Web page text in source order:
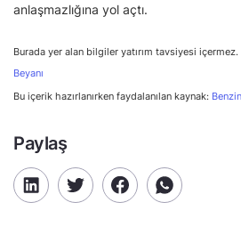
anlaşmazlığına yol açtı.
Burada yer alan bilgiler yatırım tavsiyesi
Beyanı
Bu içerik hazırlanırken faydalanılan kaynak:
Paylaş